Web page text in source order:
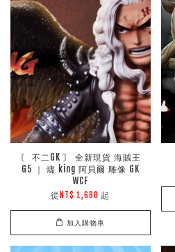
〘 不二GK 〙 全新現貨 海賊王
G5 ｜ 燼 king 阿貝爾 雕像 GK
WCF
從 NT$ 1,680 起
加入購物車